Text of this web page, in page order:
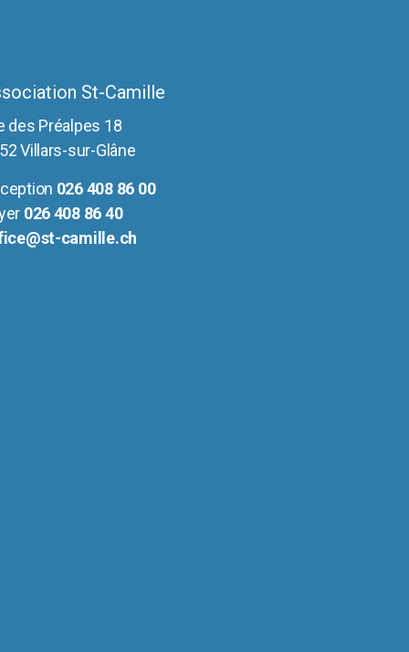
St-Camille
des Préalpes 18
Villars-sur-Glâne
026 408 86 00
026 408 86 40
camille.ch